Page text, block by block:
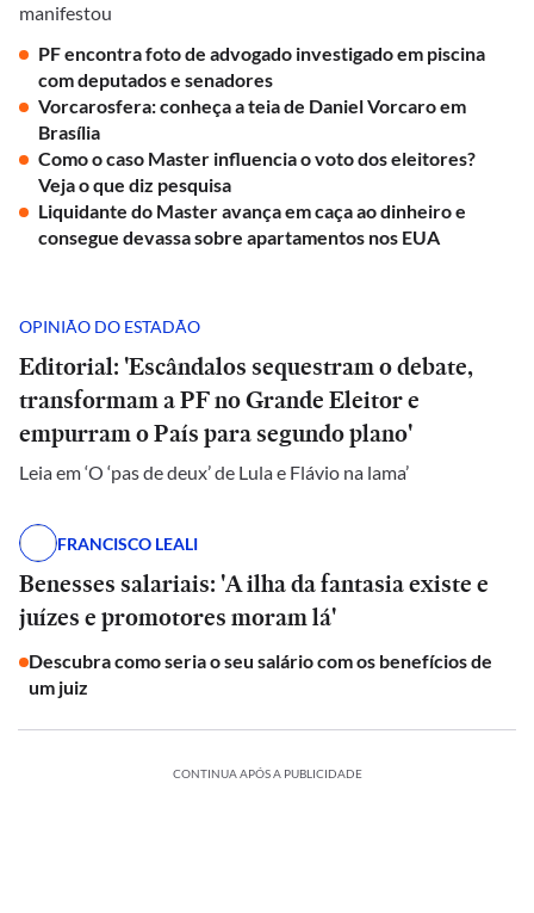
manifestou
PF encontra foto de advogado investigado em piscina
com deputados e senadores
Vorcarosfera: conheça a teia de Daniel Vorcaro em
Brasília
Como o caso Master influencia o voto dos eleitores?
Veja o que diz pesquisa
Liquidante do Master avança em caça ao dinheiro e
consegue devassa sobre apartamentos nos EUA
OPINIÃO DO ESTADÃO
Editorial: 'Escândalos sequestram o debate,
transformam a PF no Grande Eleitor e
empurram o País para segundo plano'
Leia em ‘O ‘pas de deux’ de Lula e Flávio na lama’
FRANCISCO LEALI
Benesses salariais: 'A ilha da fantasia existe e
juízes e promotores moram lá'
Descubra como seria o seu salário com os benefícios de
um juiz
CONTINUA APÓS A PUBLICIDADE